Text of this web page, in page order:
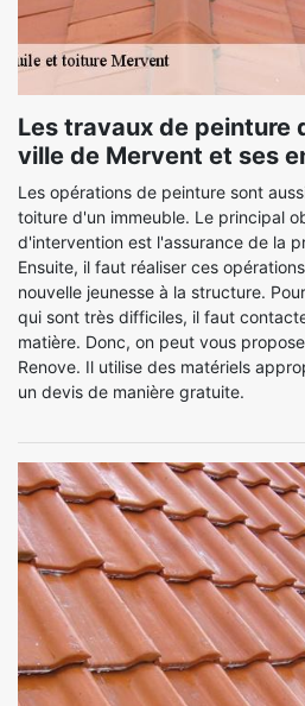
Les travaux de peinture
ville de Mervent et ses
Les opérations de peinture sont
toiture d'un immeuble. Le principal
d'intervention est l'assurance de la
Ensuite, il faut réaliser ces
nouvelle jeunesse à la structure.
qui sont très difficiles, il faut
matière. Donc, on peut vous
Renove. Il utilise des matériels
un devis de manière gratuite.